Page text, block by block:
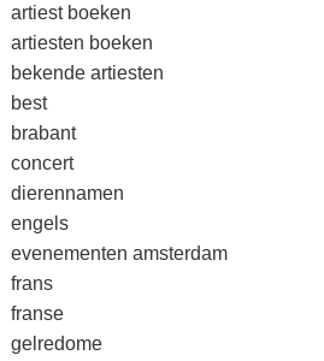
artiest boeken
artiesten boeken
bekende artiesten
best
brabant
concert
dierennamen
engels
evenementen amsterdam
frans
franse
gelredome